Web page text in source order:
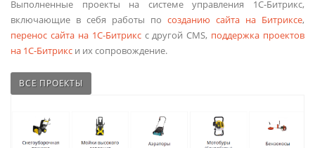
Выполненные проекты на системе управления 1С-Битрикс,
включающие в себя работы по созданию сайта на Битриксе,
перенос сайта на 1С-Битриксс другой CMS, поддержка проектов
на 1С-Битрикс и их сопровождение.
ВСЕ ПРОЕКТЫ